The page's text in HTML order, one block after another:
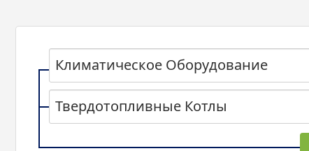
Климатическое Оборудование
Твердотопливные Котлы